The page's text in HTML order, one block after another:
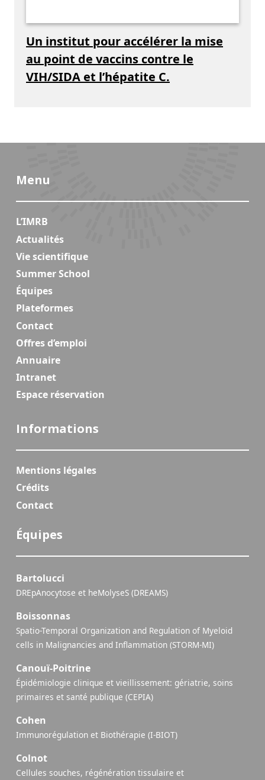
Un institut pour accélérer la mise
au point de vaccins contre le
VIH/SIDA et l’hépatite C.
Menu
L’IMRB
Actualités
Vie scientifique
Summer School
Équipes
Plateformes
Contact
Offres d’emploi
Annuaire
Intranet
Espace réservation
Informations
Mentions légales
Crédits
Contact
Équipes
Bartolucci
DREpAnocytose et heMolyseS (DREAMS)
Boissonnas
Spatio-Temporal Organization and Regulation of Myeloid
cells in Malignancies and Inflammation (STORM-MI)
Canouï-Poitrine
Épidémiologie clinique et vieillissement: gériatrie, soins
primaires et santé publique (CEPIA)
Cohen
Immunorégulation et Biothérapie (I-BIOT)
Colnot
Cellules souches, régénération tissulaire et